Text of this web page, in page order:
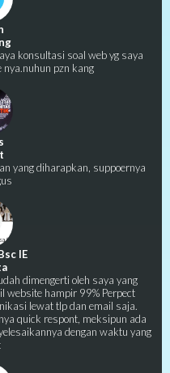
konsultasi soal web yg saya
pzn kang
yang diharapkan, suppoernya
IE
dimengerti oleh saya yang
website hampir 99% Perpect
lewat tlp dan email saja.
quick respont, meksipun ada
dengan waktu yang